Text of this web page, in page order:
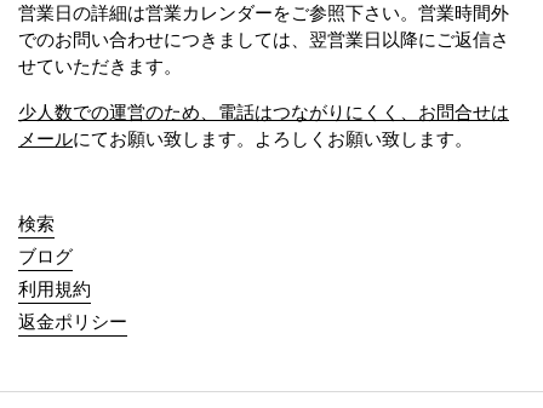
営業日の詳細は営業カレンダーをご参照下さい。営業時間外
でのお問い合わせにつきましては、翌営業日以降にご返信さ
せていただきます。
少人数での運営のため、電話はつながりにくく、お問合せは
メールにてお願い致します。よろしくお願い致します。
検索
ブログ
利用規約
返金ポリシー